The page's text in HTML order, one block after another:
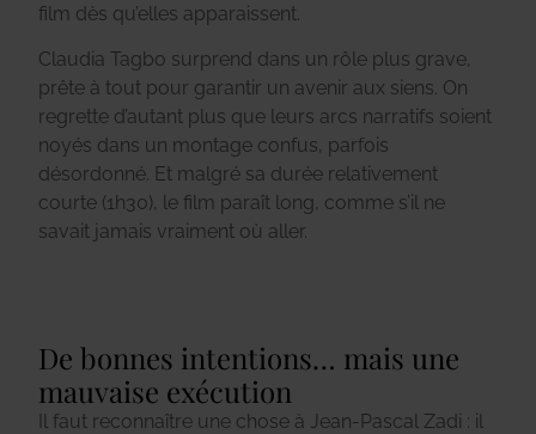
film dès qu’elles apparaissent.
Claudia Tagbo surprend dans un rôle plus grave,
prête à tout pour garantir un avenir aux siens. On
regrette d’autant plus que leurs arcs narratifs soient
noyés dans un montage confus, parfois
désordonné. Et malgré sa durée relativement
courte (1h30), le film paraît long, comme s’il ne
savait jamais vraiment où aller.
De bonnes intentions… mais une
mauvaise exécution
Il faut reconnaître une chose à Jean-Pascal Zadi : il